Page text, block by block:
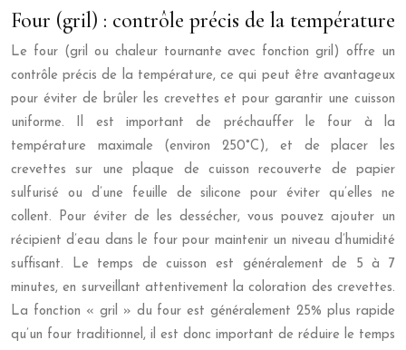
Four (gril) : contrôle précis de la température
Le four (gril ou chaleur tournante avec fonction gril) offre un
contrôle précis de la température, ce qui peut être avantageux
pour éviter de brûler les crevettes et pour garantir une cuisson
uniforme. Il est important de préchauffer le four à la
température maximale (environ 250°C), et de placer les
crevettes sur une plaque de cuisson recouverte de papier
sulfurisé ou d’une feuille de silicone pour éviter qu’elles ne
collent. Pour éviter de les dessécher, vous pouvez ajouter un
récipient d’eau dans le four pour maintenir un niveau d’humidité
suffisant. Le temps de cuisson est généralement de 5 à 7
minutes, en surveillant attentivement la coloration des crevettes.
La fonction « gril » du four est généralement 25% plus rapide
qu’un four traditionnel, il est donc important de réduire le temps